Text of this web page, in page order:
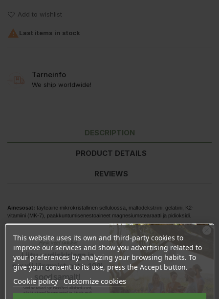
Add to wishlist
 Last items in stock
Tarneinfo
We ship worldwide!
DESCRIPTION
PRODUCT DETAILS
REVIEWS
Ainesosat: täyteaine mikrokristallinen selluloossa, maltodekstriini, gelatiini, K2-
vitamiini (MK-7), paakkuntumisenestoaineet magnesiumstearaatti ja pidioksidi.
Varoitus!Ilmoitettua suositeltua vuorokausiannosta ei saa ylittää! Tuote ei korvaa
monipuolista ruokavaliota. Tuote on säilytettävä pienten lasten ulottumattomissa!
1 kapseli % NRV:stä* 100g kohti
K2-vitamiini 200μg 267
This website uses its own and third-party cookies to
improve our services and show you advertising related to
your preferences by analyzing your browsing habits. To
give your consent to its use, press the Accept button.
Cookie policy Customize cookies
Ära veel lahku!
Liitu uudiskirjaga ja
naudi järgmist ostu 10%
soodsamalt!
Sind ootavad spetsiaalsed allahindlused,
eksklusiivsed kampaaniad ja kingitused!